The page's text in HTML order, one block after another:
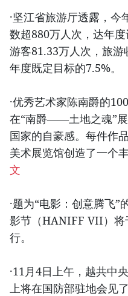
·坚江省旅游厅透露，今
数超880万人次，达年
游客81.33万人次，旅
年度既定目标的7.5%。
·优秀艺术家陈南爵的
在“南爵——土地之魂”
国家的自豪感。每件作
美术展览馆创造了一个
文
·题为“电影：创意腾飞
影节（HANIFF VII）将
行。
·11月4日上午，越共中
上将在国防部驻地会见